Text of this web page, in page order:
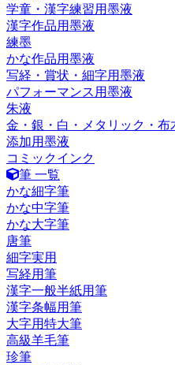
学童・漢字練習用墨液
漢字作品用墨液
練墨
かな作品用墨液
写経・賞状・細字用墨液
パフォーマンス用墨液
朱液
金・銀・白・メタリック・布
添加用墨液
コミックインク
筆 一覧
かな細字筆
かな中字筆
かな大字筆
唐筆
細字実用
写経用筆
漢字一般半紙用筆
漢字条幅用筆
大字用特大筆
高級羊毛筆
珍筆